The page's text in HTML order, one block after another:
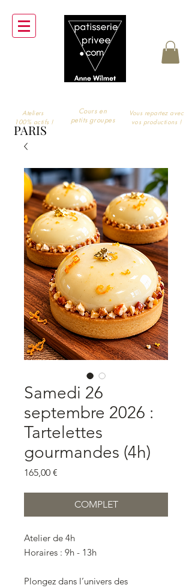
Ateliers
100% actifs !
PARIS
Cours en
petits groupes
Vous repartez avec
vos productions !
Samedi 26
septembre 2026 :
Tartelettes
gourmandes (4h)
165,00 €
COMPLET
Atelier de 4h
Horaires : 9h - 13h
Plongez dans l’univers des